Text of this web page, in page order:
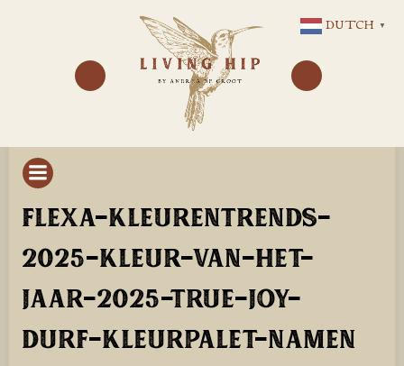
NAAR
DE
INHOUD
FLEXA-KLEURENTRENDS-
2025-KLEUR-VAN-HET-
JAAR-2025-TRUE-JOY-
DURF-KLEURPALET-NAMEN
DUTCH ▼